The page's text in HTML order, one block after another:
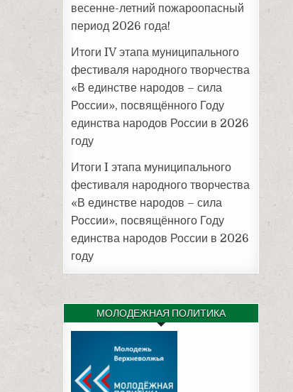
весенне-летний пожароопасный
период 2026 года!
Итоги IV этапа муниципального
фестиваля народного творчества
«В единстве народов – сила
России», посвящённого Году
единства народов России в 2026
году
Итоги I этапа муниципального
фестиваля народного творчества
«В единстве народов – сила
России», посвящённого Году
единства народов России в 2026
году
МОЛОДЕЖНАЯ ПОЛИТИКА